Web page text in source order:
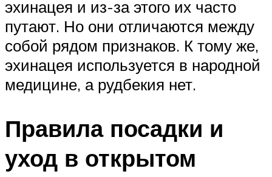
эхинацея и из-за этого их часто
путают. Но они отличаются между
собой рядом признаков. К тому же,
эхинацея используется в народной
медицине, а рудбекия нет.
Правила посадки и
уход в открытом